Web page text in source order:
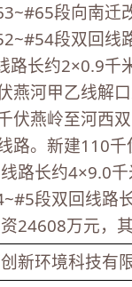
段向南迁
段双回线
路长约2×0.9千
燕河甲乙线解
伏燕岭至河西
路。新建110
路长约4×9.0
段双回线路
24608万元，
新环境科技有